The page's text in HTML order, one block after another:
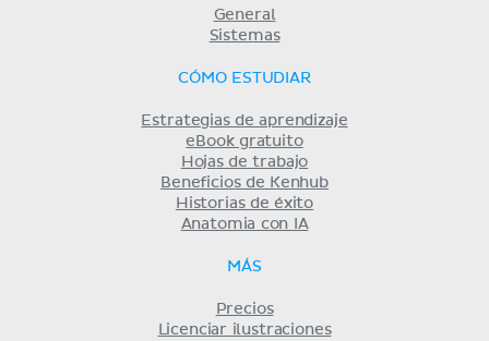
General
Sistemas
CÓMO ESTUDIAR
Estrategias de aprendizaje
eBook gratuito
Hojas de trabajo
Beneficios de Kenhub
Historias de éxito
Anatomia con IA
MÁS
Precios
Licenciar ilustraciones